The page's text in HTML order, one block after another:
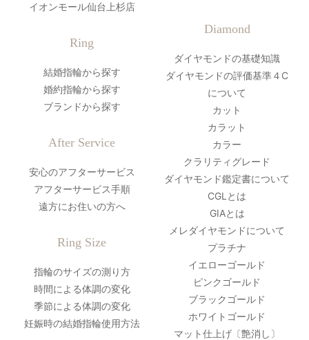
イオンモール仙台上杉店
Ring
結婚指輪から探す
婚約指輪から探す
ブランドから探す
After Service
安心のアフターサービス
アフターサービス手順
遠方にお住いの方へ
Ring Size
指輪のサイズの測り方
時間による体調の変化
季節による体調の変化
妊娠時の結婚指輪使用方法
Diamond
ダイヤモンドの基礎知識
ダイヤモンドの評価基準４C
について
カット
カラット
カラー
クラリティグレード
ダイヤモンド鑑定書について
CGLとは
GIAとは
メレダイヤモンドについて
プラチナ
イエローゴールド
ピンクゴールド
ブラックゴールド
ホワイトゴールド
マット仕上げ〔艶消し〕